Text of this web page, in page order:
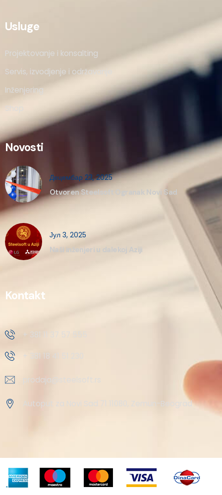
Usluge
Projektovanje i konsalting
Servis, izvodjenje i održavanje
Inženjering
Shop
Novosti
Децембар 23, 2025
Otvoren Steelsoft Ogranak Novi Sad
Јул 3, 2025
Naši inženjeri u dalekoj Aziji
Kontakt
+ 381 11 37 57 555
+ 381 18 41 51 230
prodaja@steelsoft.rs
Autoput za Novi Sad 71 11080, Zemun-Beograd